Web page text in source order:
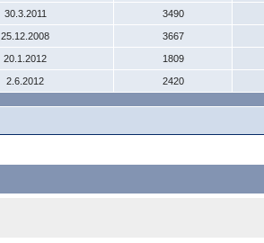
30.3.2011 3490
25.12.2008 3667
20.1.2012 1809
2.6.2012 2420